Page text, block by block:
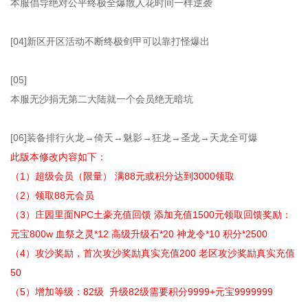
本服倡导绝对公平终极全爆散人花时间一样逆袭
[04]新区开区活动不断终极剑甲可以靠打怪爆出
[05]
本服无沙捐无第二大陆就一个会员绝无暗坑
[06]装备排行火龙→倚天→魅影→狂龙→圣龙→天龙全可爆
此版本修改内容如下：
（1）超级会员（限量） 满88元或积分达到3000领取
（2）领取88元会员
（3）庄园里面NPC土豪充值回馈 添加充值1500元领取回馈奖励：
元宝800w 血祭之灵*12 高级升级石*20 神龙令*10 积分*2500
（4）攻沙奖励，首次攻沙奖励真实充值200 老区攻沙奖励真实充值
50
（5）增加等级：82级 升级82级需要积分9999+元宝9999999